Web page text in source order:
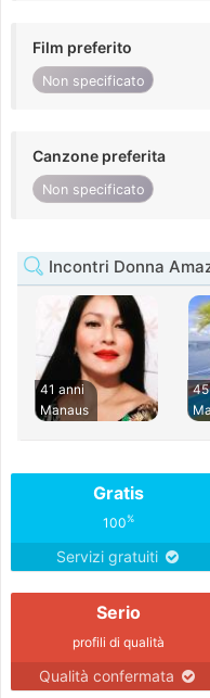
Film preferito
Non specificato
Canzone preferita
Non specificato
Incontri Donna
41 anni
Manaus
Gratis
100%
Servizi gratuiti
Serio
profili di qualità
Qualità confermata